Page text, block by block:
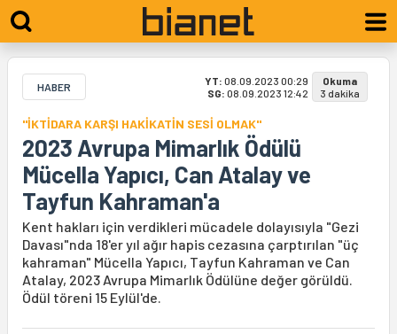
HABER YT: 08.09.2023 00:29
SG: 08.09.2023 12:42
Okuma
3 dakika
"İKTİDARA KARŞI HAKİKATİN SESİ OLMAK"
2023 Avrupa Mimarlık Ödülü
Mücella Yapıcı, Can Atalay ve
Tayfun Kahraman'a
Kent hakları için verdikleri mücadele dolayısıyla "Gezi
Davası"nda 18'er yıl ağır hapis cezasına çarptırılan "üç
kahraman" Mücella Yapıcı, Tayfun Kahraman ve Can
Atalay, 2023 Avrupa Mimarlık Ödülüne değer görüldü.
Ödül töreni 15 Eylül'de.